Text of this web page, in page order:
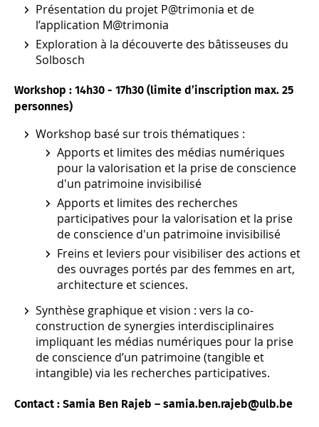
Présentation du projet P@trimonia et de
l’application M@trimonia
Exploration à la découverte des bâtisseuses du
Solbosch
Workshop : 14h30 - 17h30 (limite d’inscription max. 25
personnes)
Workshop basé sur trois thématiques :
Apports et limites des médias numériques
pour la valorisation et la prise de conscience
d'un patrimoine invisibilisé
Apports et limites des recherches
participatives pour la valorisation et la prise
de conscience d'un patrimoine invisibilisé
Freins et leviers pour visibiliser des actions et
des ouvrages portés par des femmes en art,
architecture et sciences.
Synthèse graphique et vision : vers la co-
construction de synergies interdisciplinaires
impliquant les médias numériques pour la prise
de conscience d’un patrimoine (tangible et
intangible) via les recherches participatives.
Contact : Samia Ben Rajeb – samia.ben.rajeb@ulb.be